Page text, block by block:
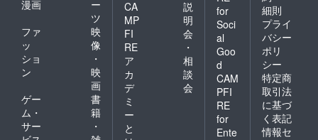
漫画
ー
ツ
ファ
ッ
ショ
ン
映
像
・
映
画
ゲー
ム・
サー
書
籍
・
CA
MP
FI
RE
ア
カ
デ
ミ
ー
と
説
明
会
・
相
談
会
for
Soci
al
Goo
d
CAM
PFI
RE
for
Ente
細則
プライ
バシー
ポリ
シー
特定商
取引法
に基づ
く表記
情報セ